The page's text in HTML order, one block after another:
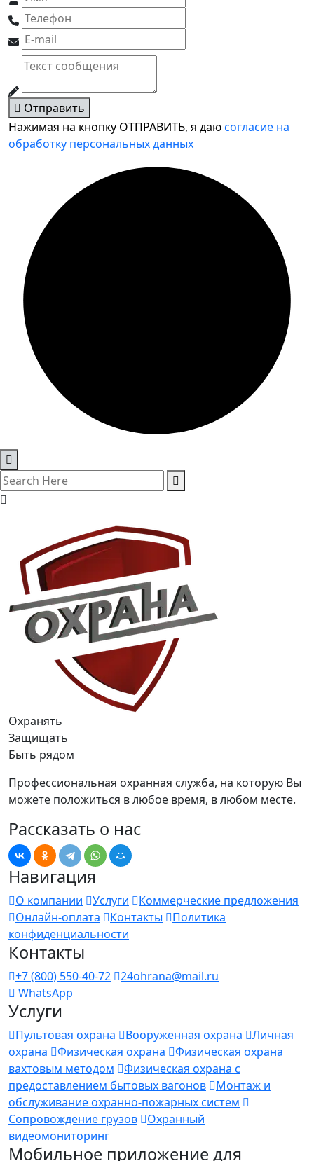
Отправить
Нажимая на кнопку ОТПРАВИТЬ, я даюсогласие на
обработку персональных данных
Охранять
Защищать
Быть рядом
Профессиональная охранная служба, на которую Вы
можете положиться в любое время, в любом месте.
Рассказать о нас
Навигация
О компании Услуги
Коммерческие предложения
Онлайн-оплата
Контакты
Политика
конфиденциальности
Контакты
+7 (800) 550-40-72
24ohrana@mail.ru
WhatsApp
Услуги
Пультовая охрана Вооруженная охрана
Личная
охрана
Физическая охрана
Физическая охрана
вахтовым методом
Физическая охрана с
предоставлением бытовых вагонов
Монтаж и
обслуживание охранно-пожарных систем
Сопровождение грузов
Охранный
видеомониторинг
Мобильное приложение для